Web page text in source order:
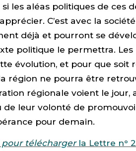
les aléas politiques de ces
C’est avec la
déjà et pourront se
politique le permettra. Les
évolution, et pour que soit
région ne pourra être
régionale voient le jour,
leur volonté de
pour demain.
téléchargerla Lettre n°